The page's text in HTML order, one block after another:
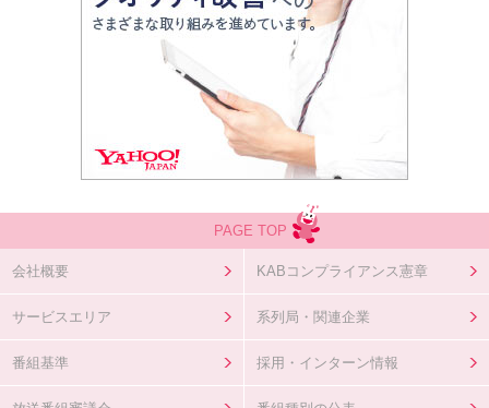
PAGE TOP
会社概要 KABコンプライアンス憲章
サービスエリア 系列局・関連企業
番組基準 採用・インターン情報